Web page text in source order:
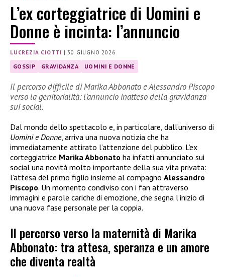
L’ex corteggiatrice di Uomini e
Donne è incinta: l’annuncio
LUCREZIA CIOTTI |30 GIUGNO 2026
GOSSIP GRAVIDANZA UOMINI E DONNE
Il percorso difficile di Marika Abbonato e Alessandro Piscopo
verso la genitorialità: l’annuncio inatteso della gravidanza
sui social.
Dal mondo dello spettacolo e, in particolare, dall’universo di
Uomini e Donne, arriva una nuova notizia che ha
immediatamente attirato l’attenzione del pubblico. L’ex
corteggiatrice Marika Abbonato ha infatti annunciato sui
social una novità molto importante della sua vita privata:
l’attesa del primo figlio insieme al compagno Alessandro
Piscopo. Un momento condiviso con i fan attraverso
immagini e parole cariche di emozione, che segna l’inizio di
una nuova fase personale per la coppia.
Il percorso verso la maternità di Marika
Abbonato: tra attesa, speranza e un amore
che diventa realtà